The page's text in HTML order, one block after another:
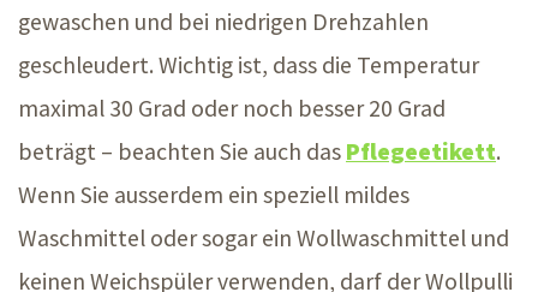
gewaschen und bei niedrigen Drehzahlen
geschleudert. Wichtig ist, dass die Temperatur
maximal 30 Grad oder noch besser 20 Grad
beträgt – beachten Sie auch das Pflegeetikett.
Wenn Sie ausserdem ein speziell mildes
Waschmittel oder sogar ein Wollwaschmittel und
keinen Weichspüler verwenden, darf der Wollpulli